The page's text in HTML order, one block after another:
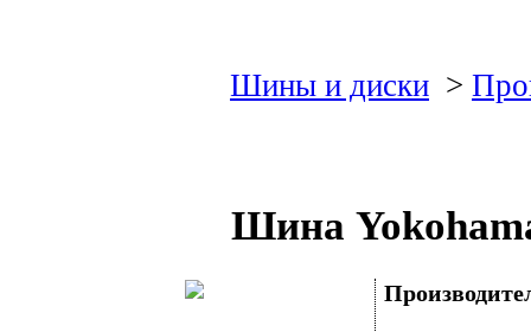
Шины и диски>
Шина